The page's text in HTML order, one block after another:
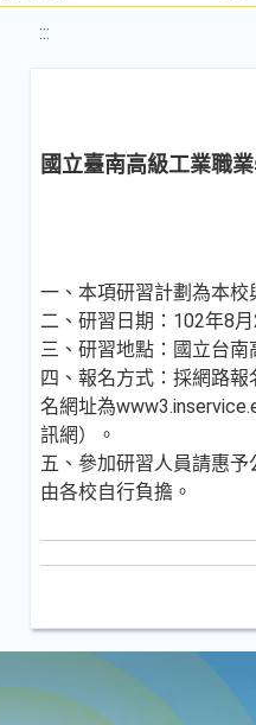
:::
國立臺南高級工業職
一、本項研習計劃為本校
二、研習日期：102年8月
三、研習地點：國立台南
四、報名方式：採網路
名網址為
訊網）。
五、參加研習人員請惠
由各校自行負擔。